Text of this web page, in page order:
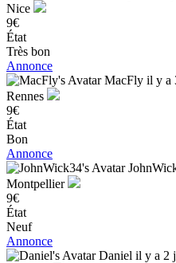
Nice
9€
État
Très bon
Annonce
MacFly il y a
Rennes
9€
État
Bon
Annonce
Montpellier
9€
État
Neuf
Annonce
Daniel il y a 2